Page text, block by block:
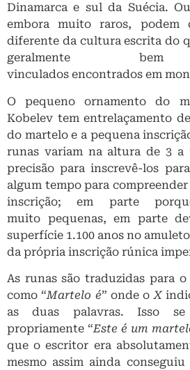
Dinamarca e sul da Suécia.
embora muito raros, podem
diferente da cultura escrita do
geralmente bem
vinculados encontrados em
O pequeno ornamento do
Kobelev tem entrelaçamento
do martelo e a pequena
runas variam na altura de 3 a
precisão para inscrevê-los
algum tempo para
inscrição; em parte
muito pequenas, em parte
superfície 1.100 anos no
da própria inscrição rúnica
As runas são traduzidas para
como “Martelo é” onde oX
as duas palavras. Isso
propriamente “Este é um
que o escritor era
mesmo assim ainda